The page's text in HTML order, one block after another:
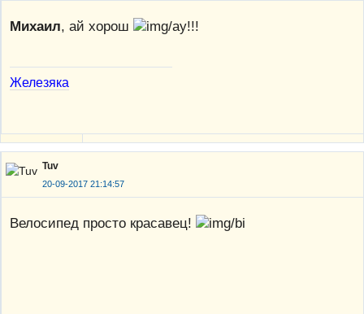
Михаил, ай хорош !!!
Железяка
Tuv
20-09-2017 21:14:57
Велосипед просто красавец!